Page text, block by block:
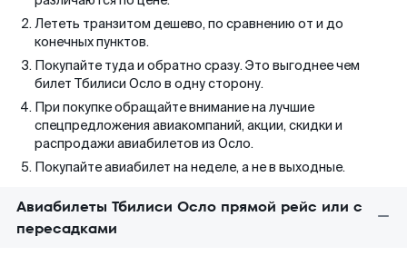
Лететь транзитом дешево, по сравнению от и до
конечных пунктов.
Покупайте туда и обратно сразу. Это выгоднее чем
билет Тбилиси Осло в одну сторону.
При покупке обращайте внимание на лучшие
спецпредложения авиакомпаний, акции, скидки и
распродажи авиабилетов из Осло.
Покупайте авиабилет на неделе, а не в выходные.
Авиабилеты Тбилиси Осло прямой рейс или с
пересадками